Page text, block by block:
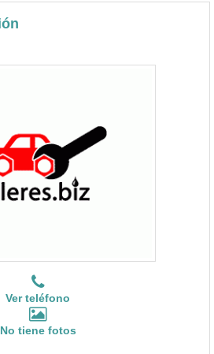
Ver teléfono
No tiene fotos